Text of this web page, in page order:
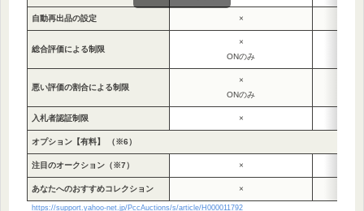
自動再出品の設定 ×
総合評価による制限
×
ONのみ
悪い評価の割合による制限
×
ONのみ
入札者認証制限 ×
オプション【有料】 （※6）
注目のオークション（※7） ×
あなたへのおすすめコレクション ×
https://support.yahoo-net.jp/PccAuctions/s/article/H000011792